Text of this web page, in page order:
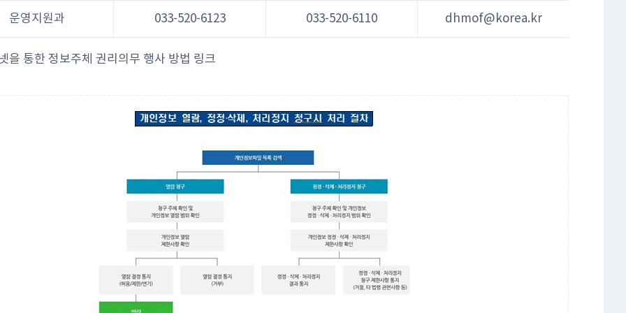
운영지원과 033-520-6123 033-520-6110 dhmof@korea.kr
을 통한 정보주체 권리의무 행사 방법 링크